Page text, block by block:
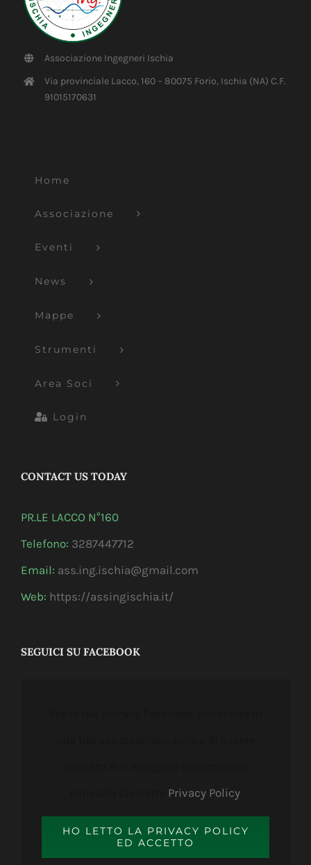
Associazione Ingegneri Ischia
Via provinciale Lacco, 160 – 80075 Forio, Ischia (NA) C.F.
91015170631
Home
Associazione
Eventi
News
Mappe
Strumenti
Area Soci
Login
CONTACT US TODAY
PR.LE LACCO N°160
Telefono: 3287447712
Email: ass.ing.ischia@gmail.com
Web: https://assingischia.it/
SEGUICI SU FACEBOOK
Privacy Policy.
HO LETTO LA PRIVACY POLICY
ED ACCETTO